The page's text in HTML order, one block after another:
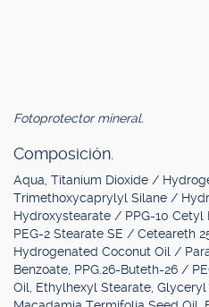
Fotoprotector mineral.
Composición.
Aqua, Titanium Dioxide /
Trimethoxycaprylyl Silane /
Hydroxystearate / PPG-10
PEG-2 Stearate SE / Ceteareth
Hydrogenated Coconut Oil /
Benzoate, PPG.26-Buteth-26 /
Oil, Ethylhexyl Stearate, Glyceryl